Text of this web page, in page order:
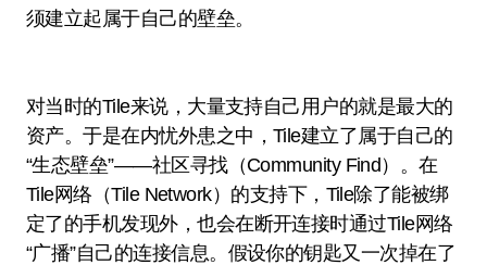
须建立起属于自己的壁垒。
对当时的Tile来说，大量支持自己用户的就是最大的
资产。于是在内忧外患之中，Tile建立了属于自己的
“生态壁垒”——社区寻找（Community Find）。在
Tile网络（Tile Network）的支持下，Tile除了能被绑
定了的手机发现外，也会在断开连接时通过Tile网络
“广播”自己的连接信息。假设你的钥匙又一次掉在了